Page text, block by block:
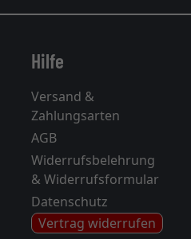
Hilfe
Versand &
Zahlungsarten
AGB
Widerrufsbelehrung
& Widerrufsformular
Datenschutz
Vertrag widerrufen